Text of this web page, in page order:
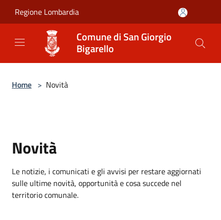
Regione Lombardia
Comune di San Giorgio
Bigarello
Home > Novità
Novità
Le notizie, i comunicati e gli avvisi per restare aggiornati
sulle ultime novità, opportunità e cosa succede nel
territorio comunale.